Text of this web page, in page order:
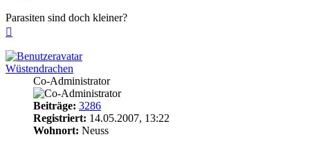
Parasiten sind doch kleiner?
Wüstendrachen
Co-Administrator
Beiträge: 3286
Registriert: 14.05.2007, 13:22
Wohnort: Neuss